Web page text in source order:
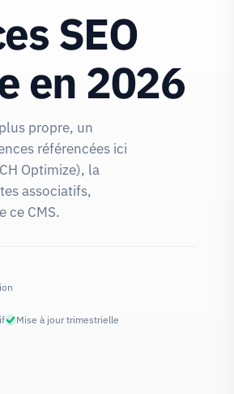
SEO
en 2026
propre, un
référencées ici
Optimize), la
associatifs,
ce CMS.
Mise à jour trimestrielle